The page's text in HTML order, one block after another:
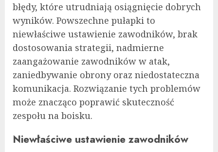
błędy, które utrudniają osiągnięcie dobrych
wyników. Powszechne pułapki to
niewłaściwe ustawienie zawodników, brak
dostosowania strategii, nadmierne
zaangażowanie zawodników w atak,
zaniedbywanie obrony oraz niedostateczna
komunikacja. Rozwiązanie tych problemów
może znacząco poprawić skuteczność
zespołu na boisku.
Niewłaściwe ustawienie zawodników